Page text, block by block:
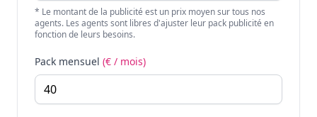
* Le montant de la publicité est un prix moyen sur tous nos
agents. Les agents sont libres d'ajuster leur pack publicité en
fonction de leurs besoins.
Pack mensuel (€ / mois)